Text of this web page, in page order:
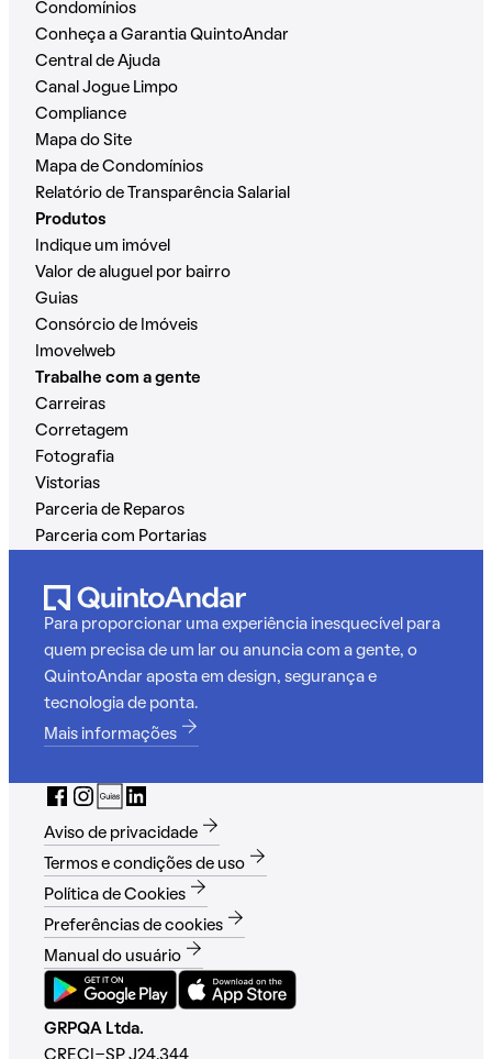
Condomínios
Conheça a Garantia QuintoAndar
Central de Ajuda
Canal Jogue Limpo
Compliance
Mapa do Site
Mapa de Condomínios
Relatório de Transparência Salarial
Produtos
Indique um imóvel
Valor de aluguel por bairro
Guias
Consórcio de Imóveis
Imovelweb
Trabalhe com a gente
Carreiras
Corretagem
Fotografia
Vistorias
Parceria de Reparos
Parceria com Portarias
Para proporcionar uma experiência inesquecível para
quem precisa de um lar ou anuncia com a gente, o
QuintoAndar aposta em design, segurança e
tecnologia de ponta.
Mais informações
Aviso de privacidade
Termos e condições de uso
Política de Cookies
Preferências de cookies
Manual do usuário
GRPQA Ltda.